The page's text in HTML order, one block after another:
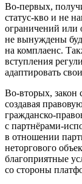
Во-первых,
статус-кво и не
ограничений или
не вынуждены
на комплаенс.
вступления
адаптировать
Во-вторых, закон
создавая
гражданско-
с партнёрами-
в отношении
неторгового
благоприятные
со стороны